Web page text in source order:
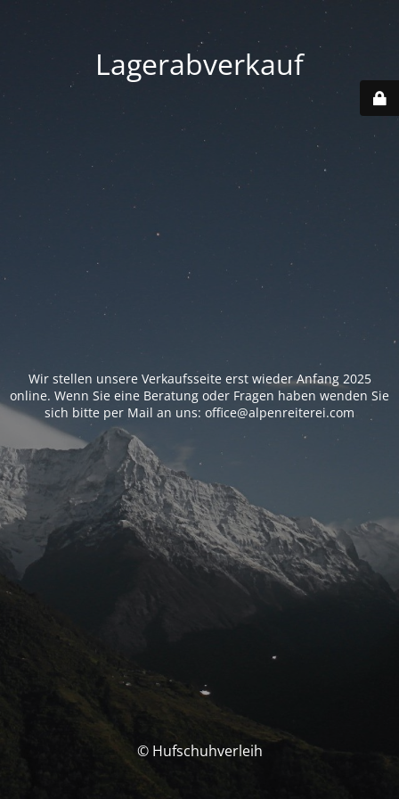
Lagerabverkauf
Wir stellen unsere Verkaufsseite erst wieder Anfang 2025
online. Wenn Sie eine Beratung oder Fragen haben wenden Sie
sich bitte per Mail an uns: office@alpenreiterei.com
© Hufschuhverleih